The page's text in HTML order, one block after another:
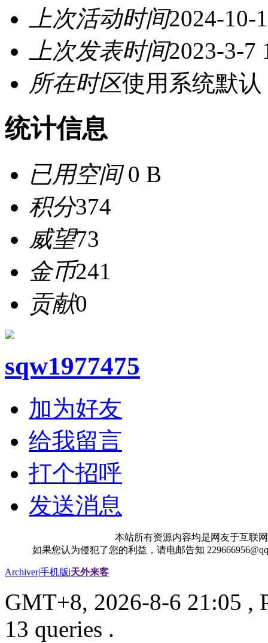
上次活动时间2024-10-
上次发表时间2023-3-7
所在时区使用系统默认
统计信息
已用空间0 B
积分374
威望73
金币241
贡献0
sqw1977475
加为好友
给我留言
打个招呼
发送消息
本站所有资源内容均是网友于互联
如果您认为侵犯了您的利益，请电邮告知
Archiver|手机版|天外来客
GMT+8, 2026-8-6 21:05 ,
13 queries .